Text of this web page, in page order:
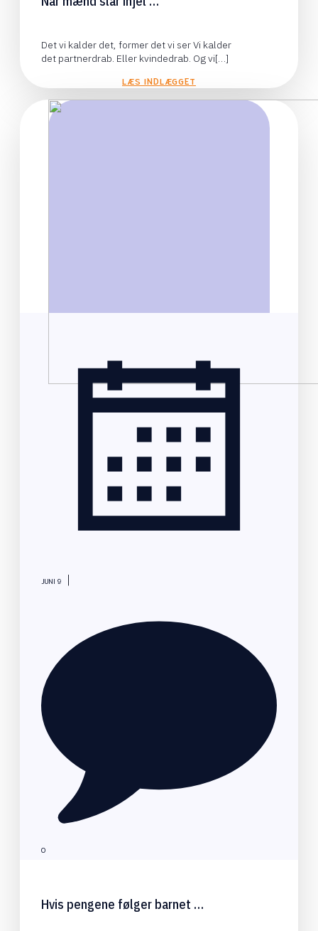
Det vi kalder det, former det vi ser Vi kalder
det partnerdrab. Eller kvindedrab. Og vi[…]
LÆS INDLÆGGET
JUNI 9 |
0
Hvis pengene følger barnet …